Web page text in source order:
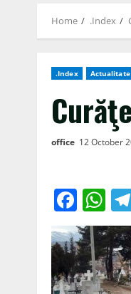
Home .Index
.Index Actualitate
office 12 October